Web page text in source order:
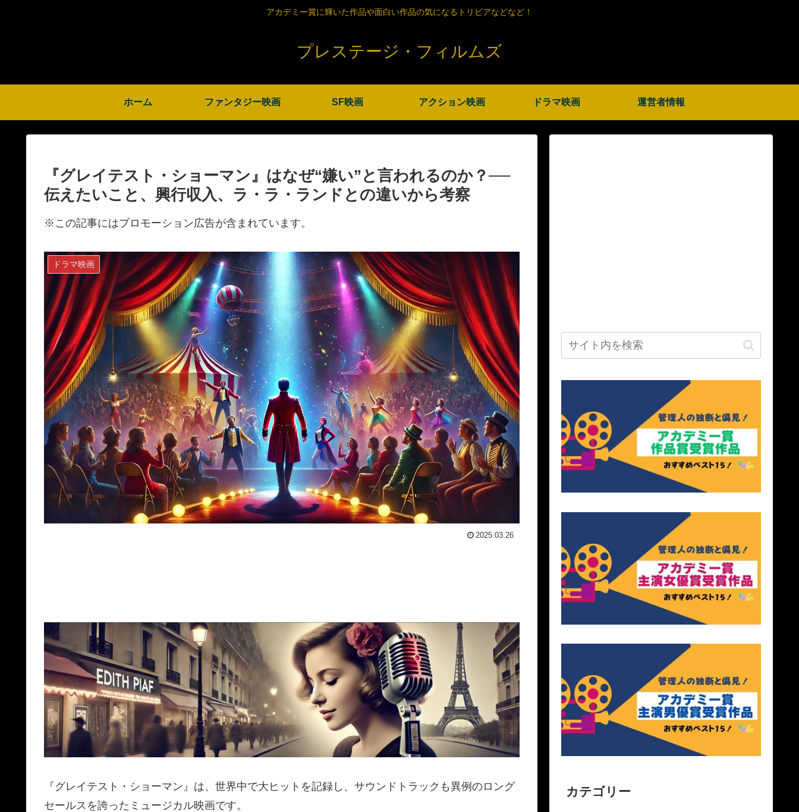
アカデミー賞に輝いた作品や面白い作品の気になるトリビアなどなど！
プレステージ・フィルムズ
ホーム ファンタジー映画 SF映画 アクション映画 ドラマ映画 運営者情報
『グレイテスト・ショーマン』はなぜ“嫌い”と言われるのか？──
伝えたいこと、興行収入、ラ・ラ・ランドとの違いから考察
※この記事にはプロモーション広告が含まれています。
ドラマ映画
2025.03.26
『グレイテスト・ショーマン』は、世界中で大ヒットを記録し、サウンドトラックも異例のロング
セールスを誇ったミュージカル映画です。
カテゴリー